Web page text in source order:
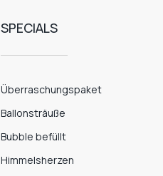
SPECIALS
Überraschungspaket
Ballonsträuße
Bubble befüllt
Himmelsherzen